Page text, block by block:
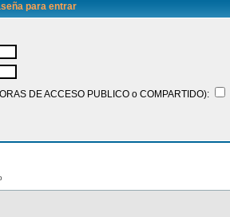
para entrar
DE ACCESO PUBLICO o COMPARTIDO):